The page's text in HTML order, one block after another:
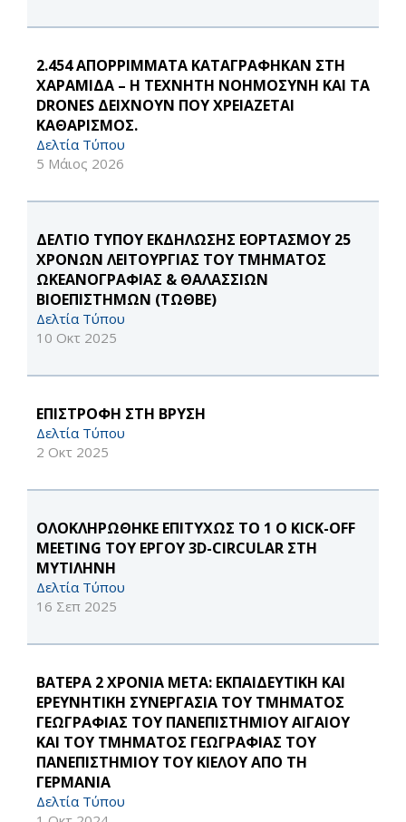
2.454 ΑΠΟΡΡΙΜΜΑΤΑ ΚΑΤΑΓΡΑΦΗΚΑΝ ΣΤΗ
ΧΑΡΑΜΙΔΑ – Η ΤΕΧΝΗΤΗ ΝΟΗΜΟΣΥΝΗ ΚΑΙ ΤΑ
DRONES ΔΕΙΧΝΟΥΝ ΠΟΥ ΧΡΕΙΑΖΕΤΑΙ
ΚΑΘΑΡΙΣΜΟΣ.
Δελτία Τύπου
5 Μάιος 2026
ΔΕΛΤΙΟ ΤΥΠΟΥ ΕΚΔΗΛΩΣΗΣ ΕΟΡΤΑΣΜΟΥ 25
ΧΡΟΝΩΝ ΛΕΙΤΟΥΡΓΙΑΣ ΤΟΥ ΤΜΗΜΑΤΟΣ
ΩΚΕΑΝΟΓΡΑΦΙΑΣ & ΘΑΛΑΣΣΙΩΝ
ΒΙΟΕΠΙΣΤΗΜΩΝ (ΤΩΘΒΕ)
Δελτία Τύπου
10 Οκτ 2025
ΕΠΙΣΤΡΟΦΗ ΣΤΗ ΒΡΥΣΗ
Δελτία Τύπου
2 Οκτ 2025
ΟΛΟΚΛΗΡΩΘΗΚΕ ΕΠΙΤΥΧΩΣ ΤΟ 1 Ο KICK-OFF
MEETING ΤΟΥ ΕΡΓΟΥ 3D-CIRCULAR ΣΤΗ
ΜΥΤΙΛΗΝΗ
Δελτία Τύπου
16 Σεπ 2025
ΒΑΤΕΡΑ 2 ΧΡΟΝΙΑ ΜΕΤΑ: ΕΚΠΑΙΔΕΥΤΙΚΗ ΚΑΙ
ΕΡΕΥΝΗΤΙΚΗ ΣΥΝΕΡΓΑΣΙΑ ΤΟΥ ΤΜΗΜΑΤΟΣ
ΓΕΩΓΡΑΦΙΑΣ ΤΟΥ ΠΑΝΕΠΙΣΤΗΜΙΟΥ ΑΙΓΑΙΟΥ
ΚΑΙ ΤΟΥ ΤΜΗΜΑΤΟΣ ΓΕΩΓΡΑΦΙΑΣ ΤΟΥ
ΠΑΝΕΠΙΣΤΗΜΙΟΥ ΤΟΥ ΚΙΕΛΟΥ ΑΠΟ ΤΗ
ΓΕΡΜΑΝΙΑ
Δελτία Τύπου